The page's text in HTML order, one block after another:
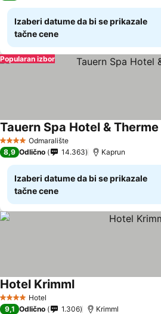
Izaberi datume da bi se prikazale
tačne cene
Popularan izbor
4 ZvezdiceOdmaralište
Tauern Spa Hotel & Therme
8,9 Odlično 14.363 Kaprun
Izaberi datume da bi se prikazale
tačne cene
4 ZvezdiceHotel
Hotel KrimmlPogledaj cene
9,1 Odlično 1.306 Krimml